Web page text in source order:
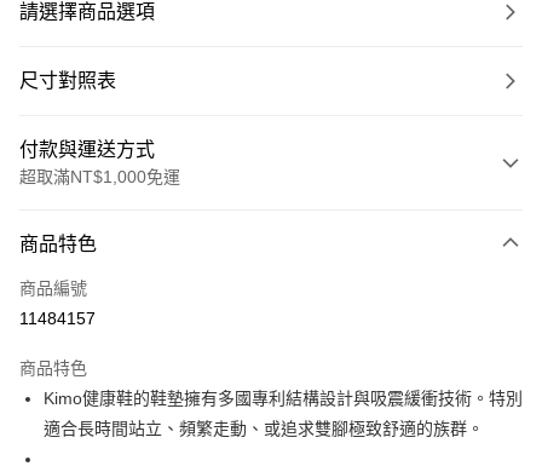
請選擇商品選項
尺寸對照表
付款與運送方式
超取滿NT$1,000免運
信用卡一次付款
信用卡分期付款
合作金庫商業銀行
華南商業銀行
彰化商業銀行
上海商業儲蓄銀行
台北富邦商業銀行
超商取貨付款
LINE Pay
商品特色
商品編號
11484157
商品特色
Kimo健康鞋的鞋墊擁有多國專利結構設計與吸震緩衝技術。特別
適合長時間站立、頻繁走動、或追求雙腳極致舒適的族群。